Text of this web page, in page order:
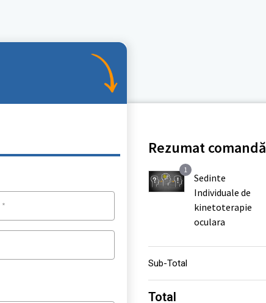
*
Rezumat comandă
1
Sedinte
Individuale de
kinetoterapie
oculara
Sub-Total
Total